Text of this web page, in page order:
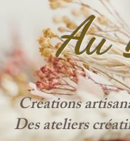
Au
Créations
Des ateliers